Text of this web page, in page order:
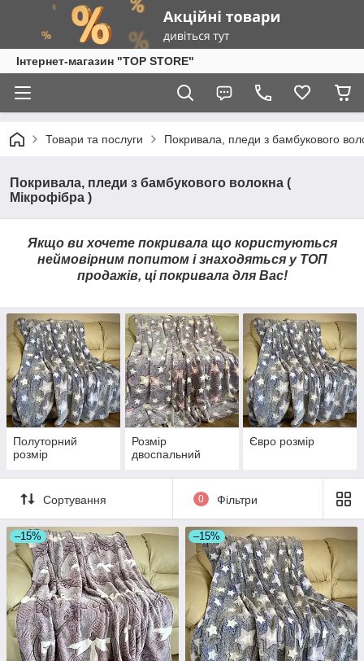
Інтернет-магазин "TOP STORE"
Товари та послуги Покривала, пледи з бамбукового
Покривала, пледи з бамбукового волокна (
Мікрофібра )
Якщо ви хочете покривала що користуються
неймовірним попитом і знаходяться у ТОП
продажів, ці покривала для Вас!
Полуторний
розмір
Розмір
двоспальний
Євро розмір
Сортування 0 Фільтри
–15% –15%